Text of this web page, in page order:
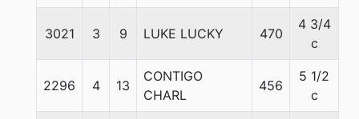
3021 3 9 LUKE LUCKY 470
4 3/4
c
2296 4 13
CONTIGO
CHARL
456
5 1/2
c